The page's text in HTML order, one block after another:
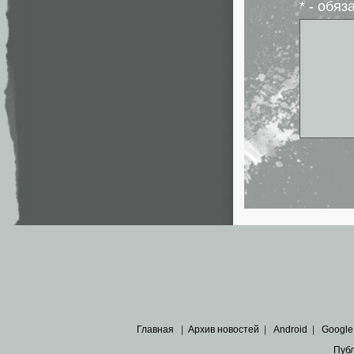
* -
Главная | Архив новостей | Android | Google